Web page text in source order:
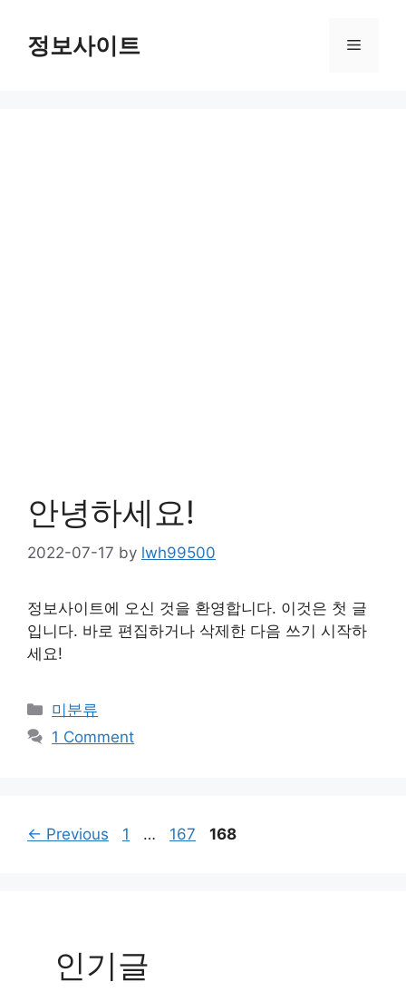
content정보사이트 Menu
안녕하세요!
2022-07-17 by lwh99500
정보사이트에 오신 것을 환영합니다. 이것은 첫 글
입니다. 바로 편집하거나 삭제한 다음 쓰기 시작하
세요!
Categories
미분류
1 Comment
← Previous Page
1 … Page
167 Page
168
인기글